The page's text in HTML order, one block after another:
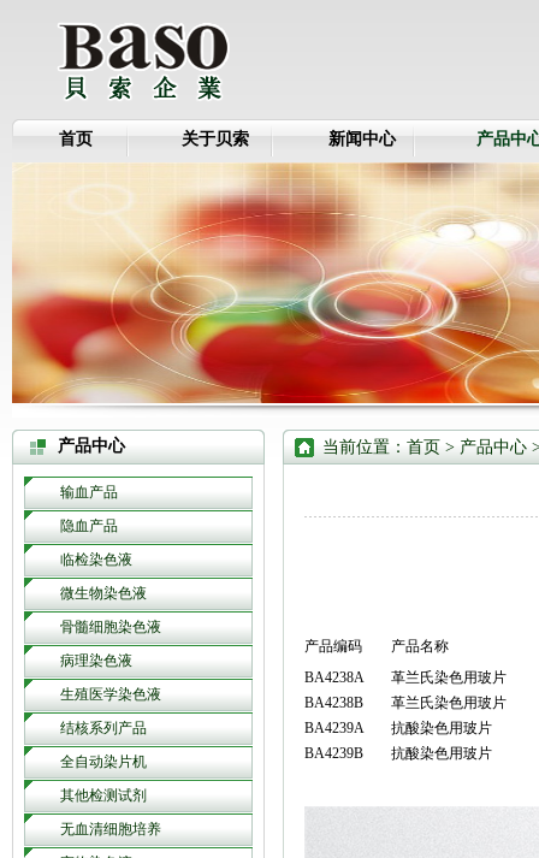
首页 关于贝索 新闻中心 产品中
产品中心
输血产品
隐血产品
临检染色液
微生物染色液
骨髓细胞染色液
病理染色液
生殖医学染色液
结核系列产品
全自动染片机
其他检测试剂
无血清细胞培养
当前位置： 首页 > 产品中心
产品编码
产品名称
BA4238A
革兰氏染色用玻片
BA4238B
革兰氏染色用玻片
BA4239A
抗酸染色用玻片
BA4239B
抗酸染色用玻片